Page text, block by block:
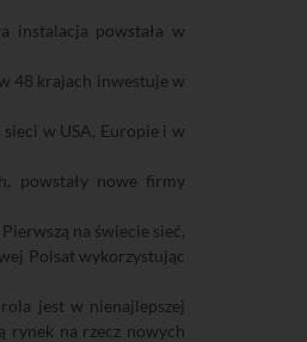
instalacja powstała w
48 krajach inwestuje w
w USA, Europie i w
powstały nowe firmy
na świecie sieć,
Polsat wykorzystując
jest w nienajlepszej
rynek na rzecz nowych